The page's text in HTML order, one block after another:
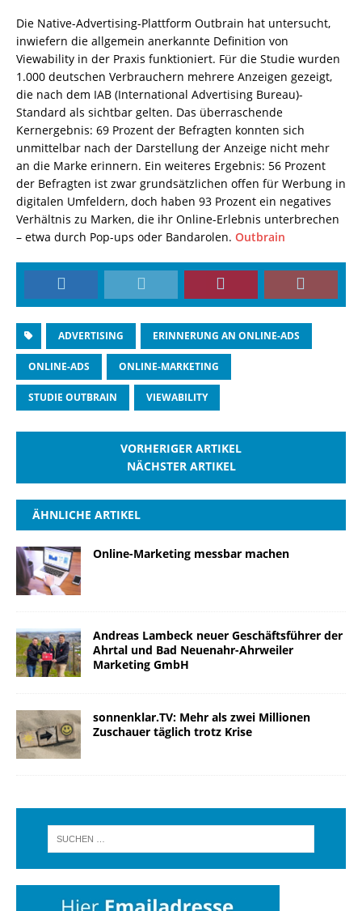
Die Native-Advertising-Plattform Outbrain hat untersucht,
inwiefern die allgemein anerkannte Definition von
Viewability in der Praxis funktioniert. Für die Studie wurden
1.000 deutschen Verbrauchern mehrere Anzeigen gezeigt,
die nach dem IAB (International Advertising Bureau)-
Standard als sichtbar gelten. Das überraschende
Kernergebnis: 69 Prozent der Befragten konnten sich
unmittelbar nach der Darstellung der Anzeige nicht mehr
an die Marke erinnern. Ein weiteres Ergebnis: 56 Prozent
der Befragten ist zwar grundsätzlichen offen für Werbung in
digitalen Umfeldern, doch haben 93 Prozent ein negatives
Verhältnis zu Marken, die ihr Online-Erlebnis unterbrechen
– etwa durch Pop-ups oder Bandarolen. Outbrain
ADVERTISING ERINNERUNG AN ONLINE-ADS
ONLINE-ADS ONLINE-MARKETING
STUDIE OUTBRAIN VIEWABILITY
VORHERIGER ARTIKEL
NÄCHSTER ARTIKEL
ÄHNLICHE ARTIKEL
Online-Marketing messbar machen
Andreas Lambeck neuer Geschäftsführer der
Ahrtal und Bad Neuenahr-Ahrweiler
Marketing GmbH
sonnenklar.TV: Mehr als zwei Millionen
Zuschauer täglich trotz Krise